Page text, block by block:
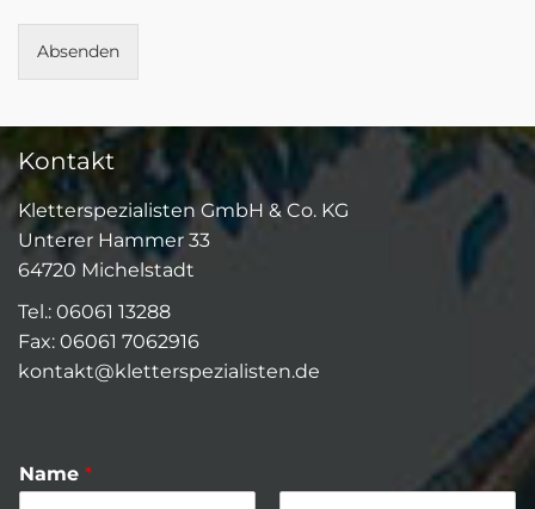
e
l
ä
r
u
n
g
*
Absenden
Kontakt
Kletterspezialisten GmbH & Co. KG
Unterer Hammer 33
64720 Michelstadt
Tel.: 06061 13288
Fax: 06061 7062916
kontakt@kletterspezialisten.de
Name *